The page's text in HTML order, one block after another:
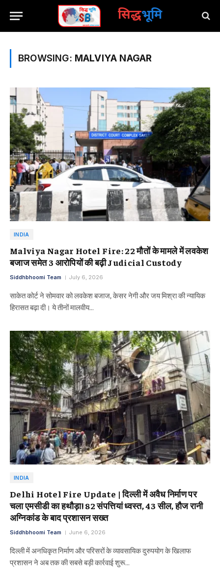
सिद्धभूमि
BROWSING: MALVIYA NAGAR
INDIA
Malviya Nagar Hotel Fire: 22 मौतों के मामले में लवकेश
बजाज समेत 3 आरोपियों की बढ़ी Judicial Custody
Siddhbhoomi Team July 6, 2026
साकेत कोर्ट ने सोमवार को लवकेश बजाज, केसर नेगी और जय मिश्रा की न्यायिक
हिरासत बढ़ा दी। ये तीनों मालवीय…
INDIA
Delhi Hotel Fire Update | दिल्ली में अवैध निर्माण पर
चला एमसीडी का हथौड़ा! 82 संपत्तियां ध्वस्त, 43 सील, हौज रानी
अग्निकांड के बाद प्रशासन सख्त
Siddhbhoomi Team June 6, 2026
दिल्ली में अनधिकृत निर्माण और परिसरों के व्यावसायिक दुरुपयोग के खिलाफ
प्रशासन ने अब तक की सबसे बड़ी कार्रवाई शुरू…